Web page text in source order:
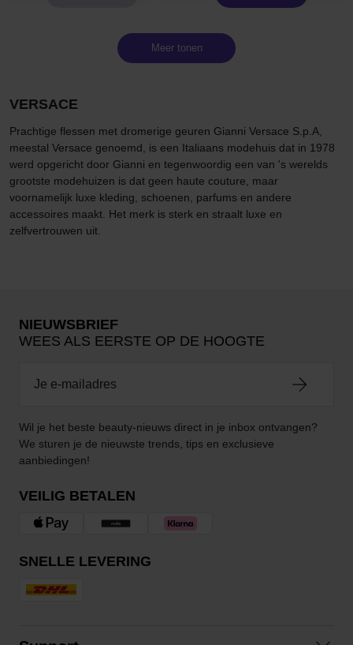
Meer tonen
VERSACE
Prachtige flessen met dromerige geuren Gianni Versace S.p.A,
meestal Versace genoemd, is een Italiaans modehuis dat in 1978
werd opgericht door Gianni en tegenwoordig een van 's werelds
grootste modehuizen is dat geen haute couture, maar
voornamelijk luxe kleding, schoenen, parfums en andere
accessoires maakt. Het merk is sterk en straalt luxe en
zelfvertrouwen uit.
NIEUWSBRIEF
WEES ALS EERSTE OP DE HOOGTE
Wil je het beste beauty-nieuws direct in je inbox ontvangen?
We sturen je de nieuwste trends, tips en exclusieve
aanbiedingen!
VEILIG BETALEN
SNELLE LEVERING